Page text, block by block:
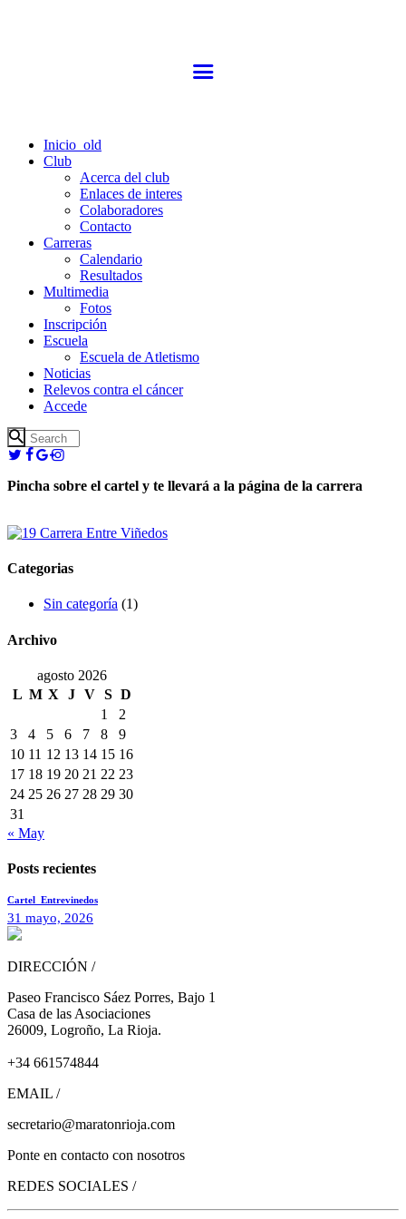
Inicio_old
Club
Acerca del club
Enlaces de interes
Colaboradores
Contacto
Carreras
Calendario
Resultados
Multimedia
Fotos
Inscripción
Escuela
Escuela de Atletismo
Noticias
Relevos contra el cáncer
Accede
Pincha sobre el cartel y te llevará a la página de la carrera
Categorias
Sin categoría (1)
Archivo
agosto 2026
L M X J V S D
1
2
3
4 5 6 7 8
9
10 11 12 13 14 15 16
17 18 19 20 21 22 23
24 25 26 27 28 29 30
31
« May
Posts recientes
Cartel_Entrevinedos
31 mayo, 2026
DIRECCIÓN /
Paseo Francisco Sáez Porres, Bajo 1
Casa de las Asociaciones
26009, Logroño, La Rioja.
+34 661574844
EMAIL /
secretario@maratonrioja.com
Ponte en contacto con nosotros
REDES SOCIALES /